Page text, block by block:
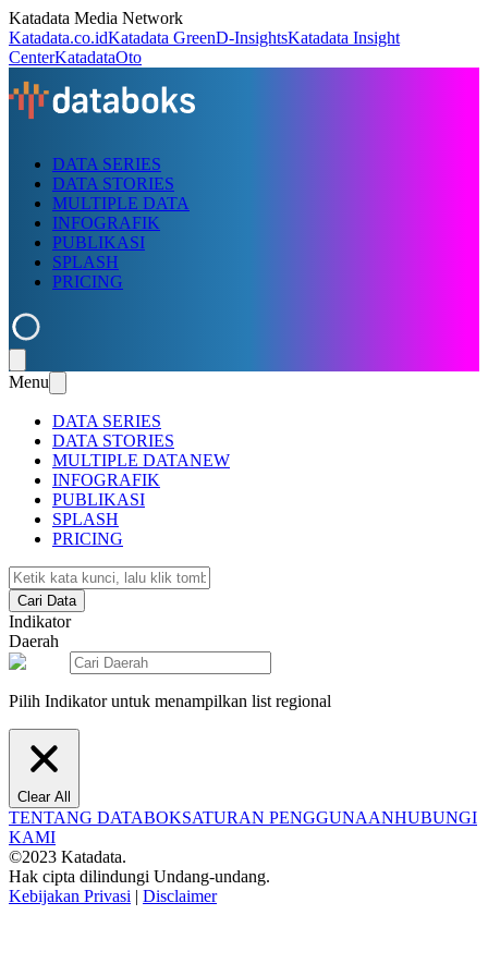
Katadata Media Network
Katadata.co.idKatadata GreenD-InsightsKatadata Insight
CenterKatadataOto
DATA SERIES
DATA STORIES
MULTIPLE DATA
INFOGRAFIK
PUBLIKASI
SPLASH
PRICING
Menu
DATA SERIES
DATA STORIES
MULTIPLE DATANEW
INFOGRAFIK
PUBLIKASI
SPLASH
PRICING
Cari Data
Indikator
Daerah
Pilih Indikator untuk menampilkan list regional
Clear All
TENTANG DATABOKSATURAN PENGGUNAANHUBUNGI
KAMI
©2023 Katadata.
Hak cipta dilindungi Undang-undang.
Kebijakan Privasi | Disclaimer